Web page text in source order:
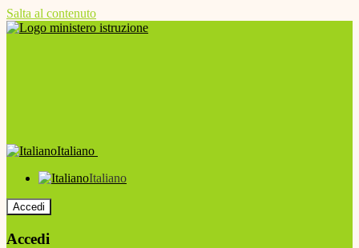
Salta al contenuto
Italiano
Italiano
Accedi
Accedi